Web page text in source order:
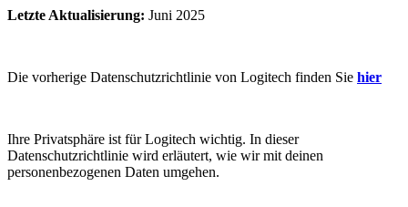
Letzte Aktualisierung: Juni 2025
Die vorherige Datenschutzrichtlinie von Logitech finden Sie hier
Ihre Privatsphäre ist für Logitech wichtig. In dieser
Datenschutzrichtlinie wird erläutert, wie wir mit deinen
personenbezogenen Daten umgehen.